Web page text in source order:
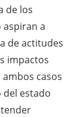
de los
aspiran a
de actitudes
impactos
casos
estado